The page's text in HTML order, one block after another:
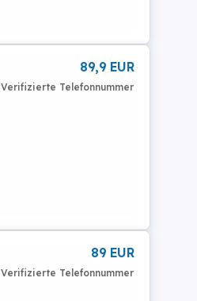
89,9 EUR
Verifizierte Telefonnummer
89 EUR
Verifizierte Telefonnummer